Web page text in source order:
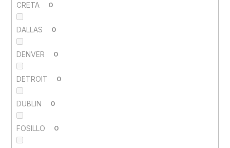
CRETA 0
DALLAS 0
DENVER 0
DETROIT 0
DUBLIN 0
FOSILLO 0